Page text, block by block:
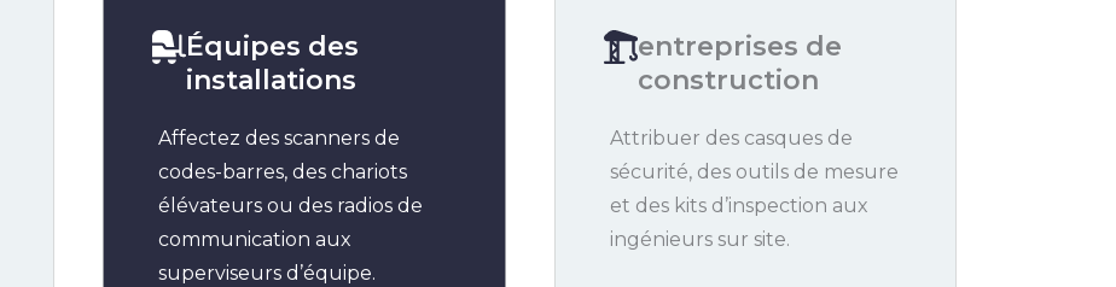
Équipes des
installations
Affectez des scanners de
codes-barres, des chariots
élévateurs ou des radios de
communication aux
superviseurs d’équipe.
entreprises de
construction
Attribuer des casques de
sécurité, des outils de mesure
et des kits d’inspection aux
ingénieurs sur site.